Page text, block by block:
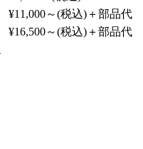
¥11,000～(税込)＋部品代
¥16,500～(税込)＋部品代